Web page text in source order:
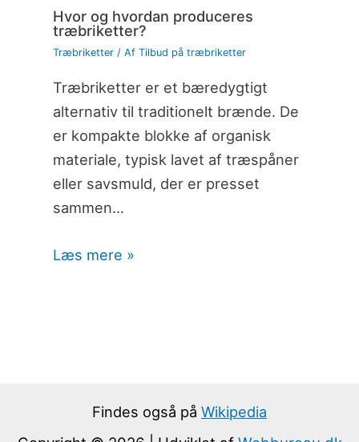
Hvor og hvordan produceres
træbriketter?
Træbriketter/ Af Tilbud på træbriketter
Træbriketter er et bæredygtigt
alternativ til traditionelt brænde. De
er kompakte blokke af organisk
materiale, typisk lavet af træspåner
eller savsmuld, der er presset
sammen…
Læs mere »
Findes også på Wikipedia